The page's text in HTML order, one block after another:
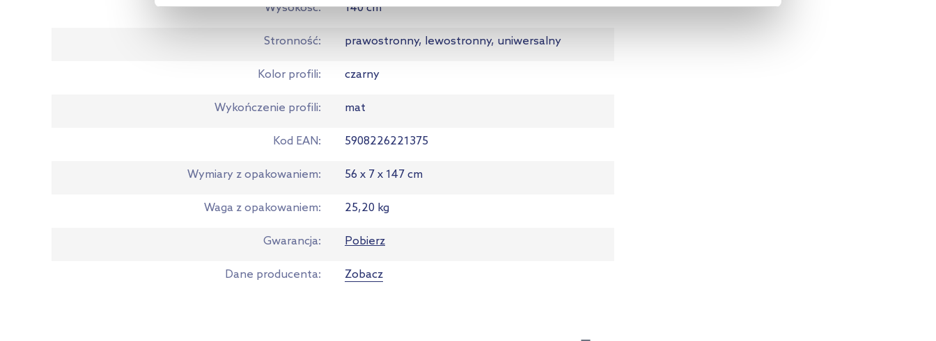
Wysokość 140 cm
Stronność prawostronny, lewostronny, uniwersalny
Kolor profili czarny
Wykończenie profili mat
Kod EAN 5908226221375
Wymiary z opakowaniem 56 x 7 x 147 cm
Waga z opakowaniem 25,20 kg
Gwarancja Pobierz
Dane producenta Zobacz